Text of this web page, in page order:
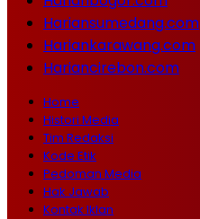
Hariansumedang.com
Hariankarawang.com
Hariancirebon.com
Home
Histori Media
Tim Redaksi
Kode Etik
Pedoman Media
Hak Jawab
Kontak Iklan